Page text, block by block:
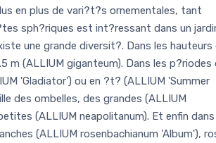
en plus de vari?t?s ornementales, tant
sph?riques est int?ressant dans un
une grande diversit?. Dans les hauteurs
m (ALLIUM giganteum). Dans les p?riodes
'Gladiator') ou en ?t? (ALLIUM 'Summer
des ombelles, des grandes (ALLIUM
(ALLIUM neapolitanum). Et enfin dans
(ALLIUM rosenbachianum 'Album'),